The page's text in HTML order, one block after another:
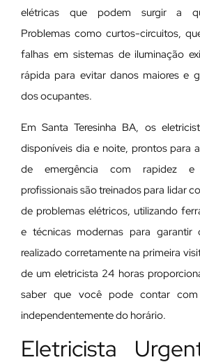
elétricas que podem surgir a
Problemas como curtos-circuitos,
falhas em sistemas de iluminação
rápida para evitar danos maiores e
dos ocupantes.
Em Santa Teresinha BA, os
disponíveis dia e noite, prontos para
de emergência com rapidez e
profissionais são treinados para lidar
de problemas elétricos, utilizando
e técnicas modernas para garantir
realizado corretamente na primeira
de um eletricista 24 horas
saber que você pode contar com
independentemente do horário.
Eletricista